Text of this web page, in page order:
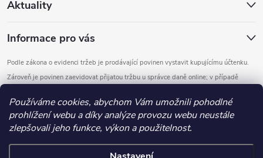
Používáme cookies, abychom Vám umožnili pohodlné
prohlížení webu a díky analýze provozu webu neustále
zlepšovali jeho funkce, výkon a použitelnost.
Aktuality
Informace pro vás
Podle zákona o evidenci tržeb je prodávající povinen vystavit kupujícímu účtenku.
Zároveň je povinen zaevidovat přijatou tržbu u správce daně online; v případě
Copyright 2026DOMYS. Všechna práva vyhrazena.